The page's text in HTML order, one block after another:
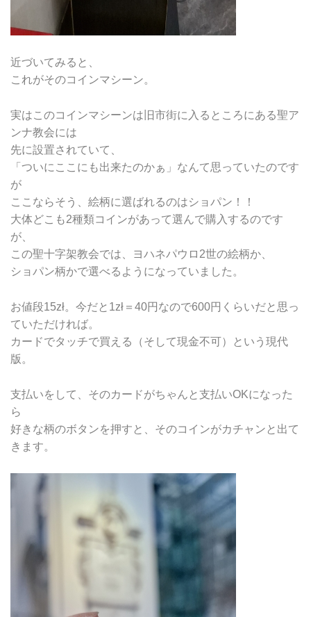
近づいてみると、
これがそのコインマシーン。
実はこのコインマシーンは旧市街に入るところにある聖ア
ンナ教会には
先に設置されていて、
「ついにここにも出来たのかぁ」なんて思っていたのです
が
ここならそう、絵柄に選ばれるのはショパン！！
大体どこも2種類コインがあって選んで購入するのです
が、
この聖十字架教会では、ヨハネパウロ2世の絵柄か、
ショパン柄かで選べるようになっていました。
お値段15zł。今だと1zł＝40円なので600円くらいだと思っ
ていただければ。
カードでタッチで買える（そして現金不可）という現代
版。
支払いをして、そのカードがちゃんと支払いOKになった
ら
好きな柄のボタンを押すと、そのコインがカチャンと出て
きます。